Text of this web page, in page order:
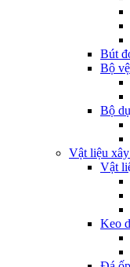
Bút
Bộ
Bộ
Vật liệu
Vật
Keo